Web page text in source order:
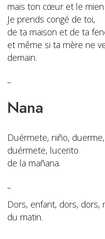
mais ton cœur et le
Je prends congé de toi,
de ta maison et de ta
et même si ta mère ne
demain.
Nana
Duérmete, niño,
duérmete, lucerito
de la mañana.
Dors, enfant, dors,
du matin.